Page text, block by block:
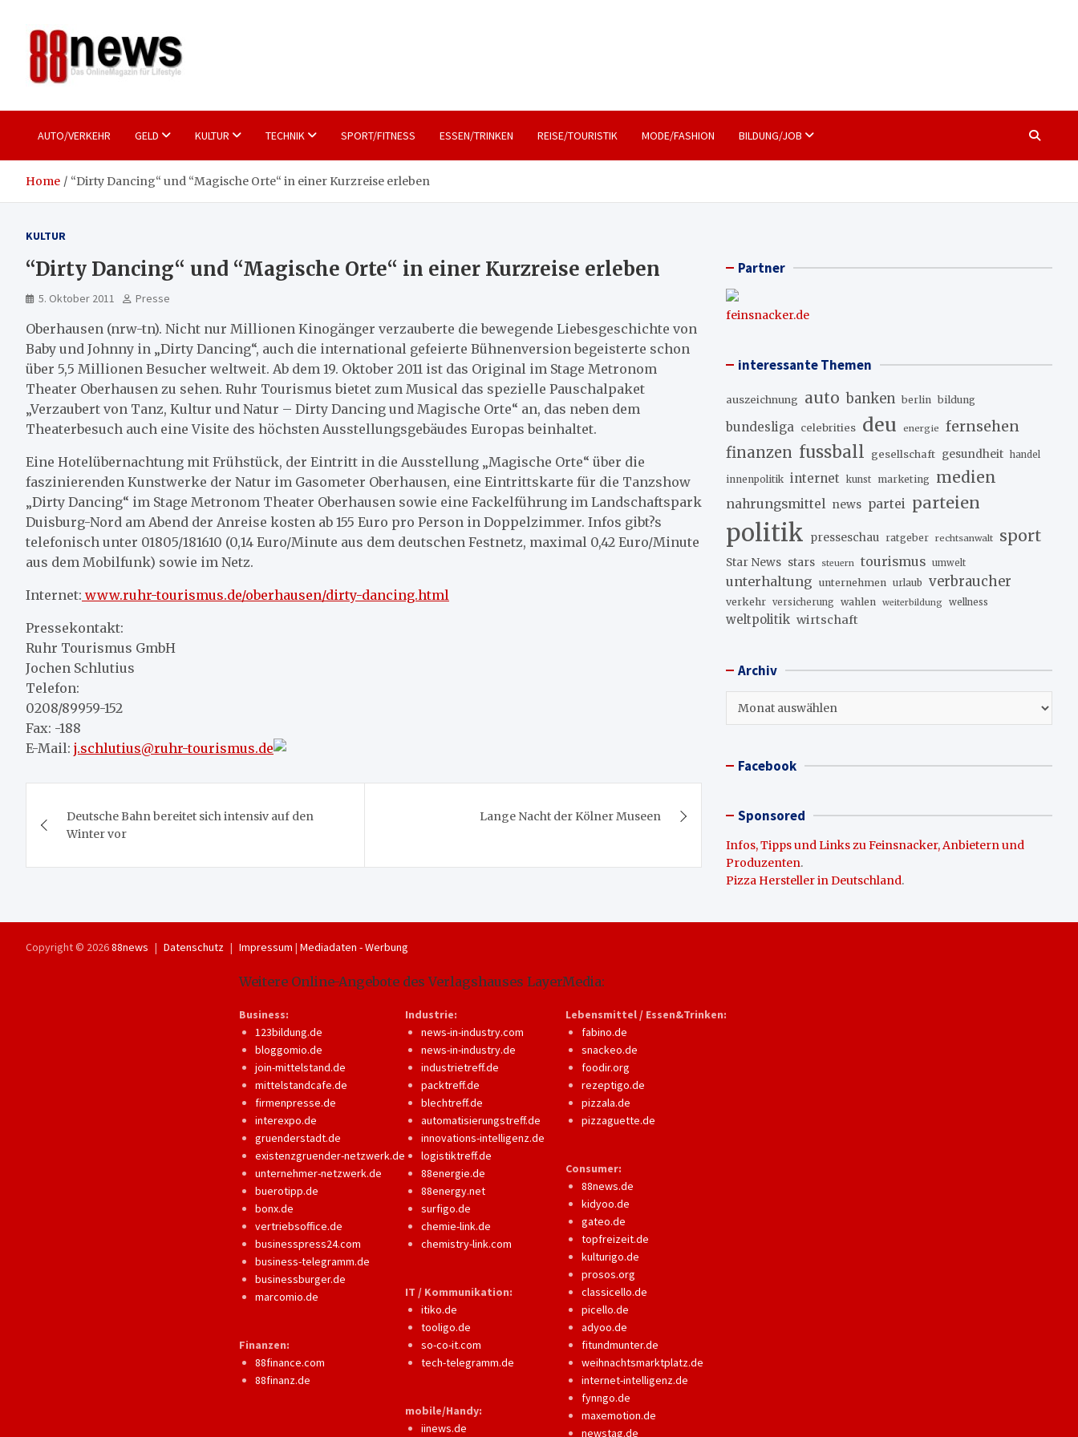
AUTO/VERKEHR GELD KULTUR TECHNIK SPORT/FITNESS ESSEN/TRINKEN REISE/TOURISTIK MODE/FASHION BILDUNG/JOB
Home “Dirty Dancing“ und “Magische Orte“ in einer Kurzreise erleben
KULTUR
“Dirty Dancing“ und “Magische Orte“ in einer Kurzreise erleben
5. Oktober 2011 Presse
Oberhausen (nrw-tn). Nicht nur Millionen Kinogänger verzauberte die bewegende Liebesgeschichte von
Baby und Johnny in „Dirty Dancing“, auch die international gefeierte Bühnenversion begeisterte schon
über 5,5 Millionen Besucher weltweit. Ab dem 19. Oktober 2011 ist das Original im Stage Metronom
Theater Oberhausen zu sehen. Ruhr Tourismus bietet zum Musical das spezielle Pauschalpaket
„Verzaubert von Tanz, Kultur und Natur – Dirty Dancing und Magische Orte“ an, das neben dem
Theaterbesuch auch eine Visite des höchsten Ausstellungsgebäudes Europas beinhaltet.
Eine Hotelübernachtung mit Frühstück, der Eintritt in die Ausstellung „Magische Orte“ über die
faszinierenden Kunstwerke der Natur im Gasometer Oberhausen, eine Eintrittskarte für die Tanzshow
„Dirty Dancing“ im Stage Metronom Theater Oberhausen sowie eine Fackelführung im Landschaftspark
Duisburg-Nord am Abend der Anreise kosten ab 155 Euro pro Person in Doppelzimmer. Infos gibt?s
telefonisch unter 01805/181610 (0,14 Euro/Minute aus dem deutschen Festnetz, maximal 0,42 Euro/Minute
aus dem Mobilfunk) sowie im Netz.
Internet: www.ruhr-tourismus.de/oberhausen/dirty-dancing.html
Pressekontakt:
Ruhr Tourismus GmbH
Jochen Schlutius
Telefon:
0208/89959-152
Fax: -188
E-Mail: j.schlutius@ruhr-tourismus.de
Deutsche Bahn bereitet sich intensiv auf den
Winter vor
Lange Nacht der Kölner Museen
Partner
feinsnacker.de
interessante Themen
auszeichnung auto banken berlin bildung
bundesliga celebrities deu energie
fernsehen
finanzen fussball gesellschaft gesundheit handel
innenpolitik internet kunst marketing medien
nahrungsmittel news partei parteien
politik presseschau ratgeber rechtsanwalt sport
Star News stars steuern tourismus umwelt
unterhaltung unternehmen urlaub verbraucher
verkehr versicherung wahlen weiterbildung wellness
weltpolitik wirtschaft
Archiv
Facebook
Sponsored
Infos, Tipps und Links zu Feinsnacker, Anbietern und
Produzenten.
Pizza Hersteller in Deutschland.
Copyright © 202688news Datenschutz Impressum | Mediadaten - Werbung
Weitere Online-Angebote des Verlagshauses LayerMedia:
Business:
123bildung.de
bloggomio.de
join-mittelstand.de
mittelstandcafe.de
firmenpresse.de
interexpo.de
gruenderstadt.de
existenzgruender-netzwerk.de
unternehmer-netzwerk.de
buerotipp.de
bonx.de
vertriebsoffice.de
businesspress24.com
business-telegramm.de
businessburger.de
marcomio.de
Finanzen:
88finance.com
88finanz.de
Industrie:
news-in-industry.com
news-in-industry.de
industrietreff.de
packtreff.de
blechtreff.de
automatisierungstreff.de
innovations-intelligenz.de
logistiktreff.de
88energie.de
88energy.net
surfigo.de
chemie-link.de
chemistry-link.com
IT / Kommunikation:
itiko.de
tooligo.de
so-co-it.com
tech-telegramm.de
mobile/Handy:
iinews.de
Lebensmittel / Essen&Trinken:
fabino.de
snackeo.de
foodir.org
rezeptigo.de
pizzala.de
pizzaguette.de
Consumer:
88news.de
kidyoo.de
gateo.de
topfreizeit.de
kulturigo.de
prosos.org
classicello.de
picello.de
adyoo.de
fitundmunter.de
weihnachtsmarktplatz.de
internet-intelligenz.de
fynngo.de
maxemotion.de
newstag.de